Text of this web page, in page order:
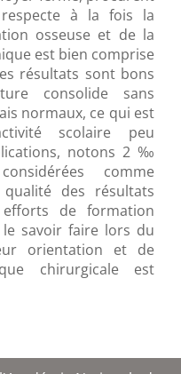
à la fois la
osseuse et de la
est bien comprise
résultats sont bons
consolide sans
normaux, ce qui est
scolaire peu
notons 2 ‰
comme
qualité des résultats
de formation
savoir faire lors du
orientation et de
chirurgicale est